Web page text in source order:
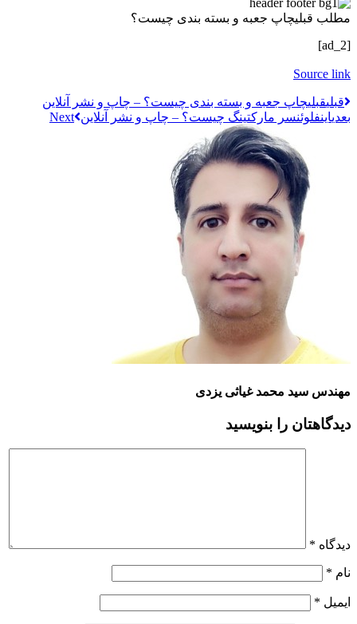
مطلب قبلیچاپ جعبه و بسته بندی چیست؟
[ad_2]
Source link
قبليقبلیچاپ جعبه و بسته بندی چیست؟ – چاپ و نشر آنلاین
بعدیاینفلوئنسر مارکتینگ چیست؟ – چاپ و نشر آنلاین
مهندس سید محمد غیاثی یزدی
دیدگاهتان را بنویسید
دیدگاه *
نام *
ایمیل *